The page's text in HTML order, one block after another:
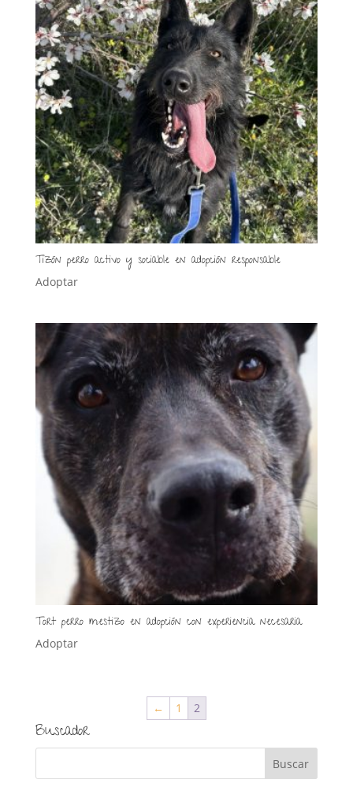
Tizón perro activo y sociable en adopción responsable
Adoptar
Tort perro mestizo en adopción con experiencia necesaria
Adoptar
← 1 2
Buscador